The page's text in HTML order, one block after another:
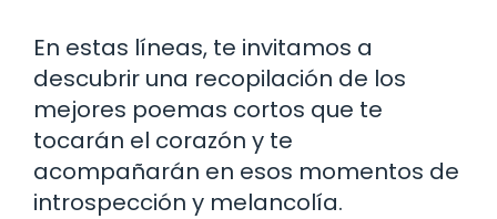
En estas líneas, te invitamos a
descubrir una recopilación de los
mejores poemas cortos que te
tocarán el corazón y te
acompañarán en esos momentos de
introspección y melancolía.